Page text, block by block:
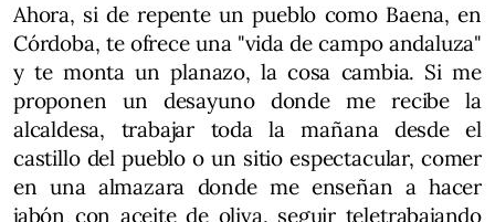
Ahora, si de repente un pueblo como Baena, en
Córdoba, te ofrece una "vida de campo andaluza"
y te monta un planazo, la cosa cambia. Si me
proponen un desayuno donde me recibe la
alcaldesa, trabajar toda la mañana desde el
castillo del pueblo o un sitio espectacular, comer
en una almazara donde me enseñan a hacer
jabón con aceite de oliva, seguir teletrabajando